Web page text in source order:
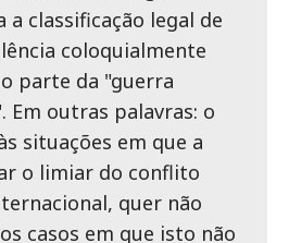
a classificação legal de
coloquialmente
parte da "guerra
outras palavras: o
situações em que a
o limiar do conflito
quer não
casos em que isto não